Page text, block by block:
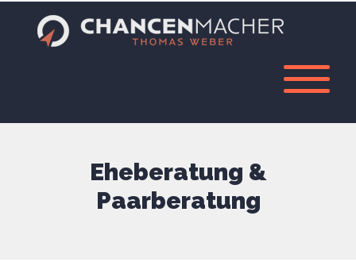
Eheberatung &
Paarberatung